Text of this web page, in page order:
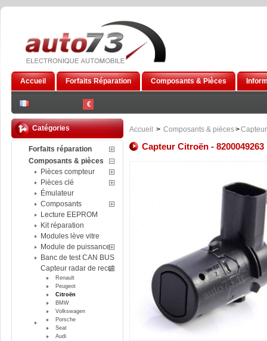
€
Accueil Forfaits Réparation Composants & Pièces
Catégories
Forfaits réparation
Composants & pièces
Pièces compteur
Pièces clé
Émulateur
Composants
Lecture EEPROM
Kit réparation
Modules lève vitre
Module de puissance
Banc de test CAN BUS
Capteur radar de recul
Renault
Peugeot
Citroën
BMW
Volkswagen
Porsche
Seat
Audi
Accueil > Composants & pièces>
Capteur Citroën - 8200049263